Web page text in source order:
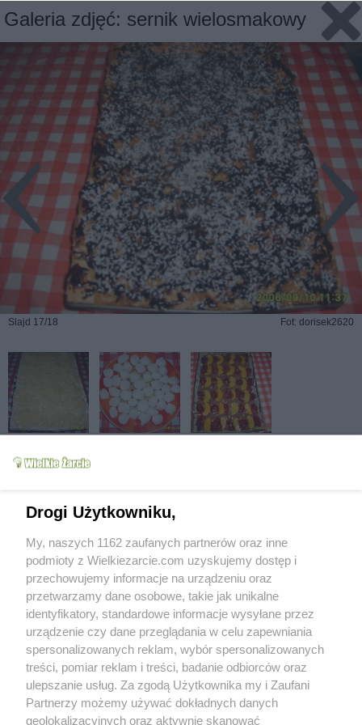
Galeria zdjęć: sernik wielosmakowy
Slajd 17/18 Fot: dorisek2620
Drogi Użytkowniku,
My, naszych 1162 zaufanych partnerów oraz inne
podmioty z Wielkiezarcie.com uzyskujemy dostęp i
przechowujemy informacje na urządzeniu oraz
przetwarzamy dane osobowe, takie jak unikalne
identyfikatory, standardowe informacje wysyłane przez
urządzenie czy dane przeglądania w celu zapewniania
spersonalizowanych reklam, wybór spersonalizowanych
treści, pomiar reklam i treści, badanie odbiorców oraz
ulepszanie usług. Za zgodą Użytkownika my i Zaufani
Partnerzy możemy używać dokładnych danych
geolokalizacyjnych oraz aktywnie skanować